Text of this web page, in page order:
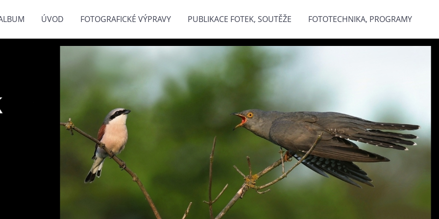
ÚVOD FOTOGRAFICKÉ VÝPRAVY PUBLIKACE FOTEK, SOUTĚŽE FOTOTECHNIKA, PROGRAMY